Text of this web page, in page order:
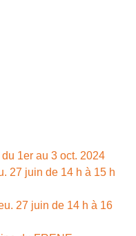
1er au 3 oct. 2024
27 juin de 14 h à 15 h
27 juin de 14 h à 16